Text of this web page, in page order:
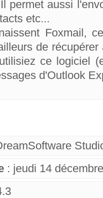
permet aussi
etc...
Foxmail,
de
ce logiciel
d'Outlook
: jeudi 14